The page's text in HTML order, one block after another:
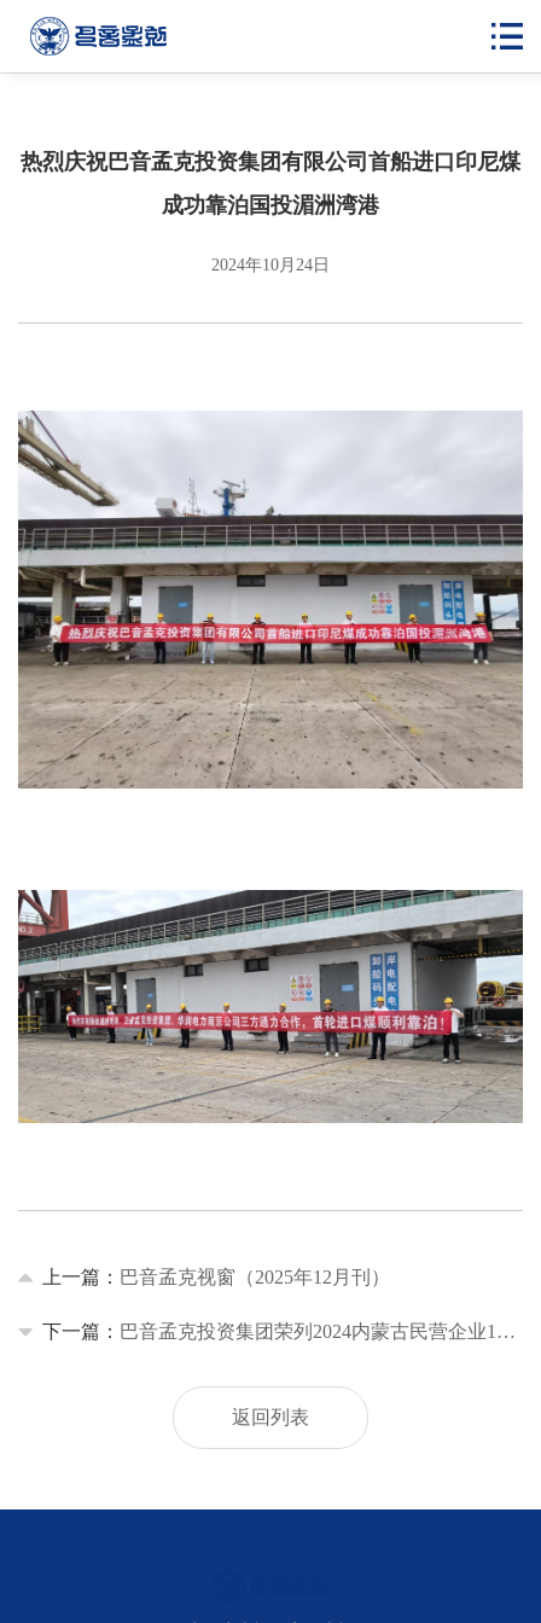
热烈庆祝巴音孟克投资集团有限公司首船进口印尼煤
成功靠泊国投湄洲湾港
2024年10月24日
上一篇： 巴音孟克视窗（2025年12月刊）
下一篇： 巴音孟克投资集团荣列2024内蒙古民营企业100强第33位
返回列表